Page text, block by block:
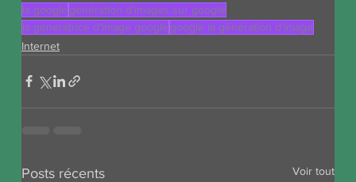
ia googlegénération d'images sur google
ia generatrice d'image googlegoogle ia génération d'image
Internet
Posts récents Voir tout